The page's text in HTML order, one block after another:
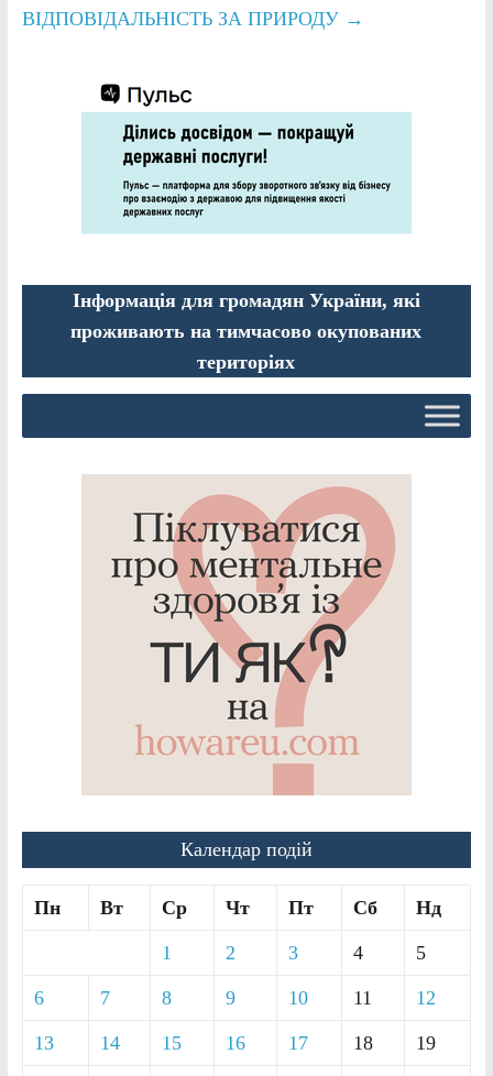
ВІДПОВІДАЛЬНІСТЬ ЗА ПРИРОДУ →
Інформація для громадян України, які
проживають на тимчасово окупованих
територіях
Календар подій
Пн Вт Ср Чт Пт Сб Нд
1 2 3 4 5
6 7 8 9 10 11 12
13 14 15 16 17 18 19